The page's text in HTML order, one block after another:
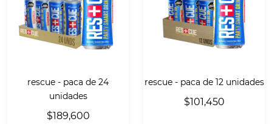
rescue - paca de 24
unidades
$189,600
rescue - paca de 12 unidades
$101,450